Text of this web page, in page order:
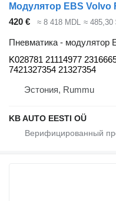
420 € ≈ 8 418 MDL ≈ 485,30
Пневматика - модулятор
K028781 21114977
7421327354 21327354
Эстония, Rummu
KB AUTO EESTI OÜ